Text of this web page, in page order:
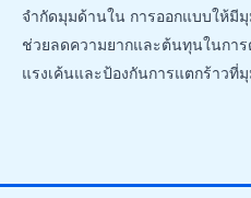
จำกัดมุมด้านใน การออกแบบให้มี
ช่วยลดความยากและต้นทุนในกา
แรงเค้นและป้องกันการแตกร้าวที่